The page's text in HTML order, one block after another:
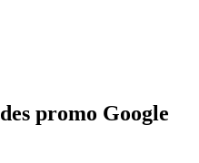
promo Google